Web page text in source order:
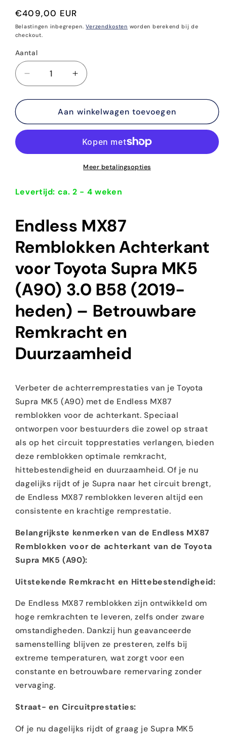
Normale
prijs
€409,00 EUR
Belastingen inbegrepen.Verzendkosten worden berekend bij de
checkout.
Aantal
Aantal
Aantal
verlagen
voor
Endless
MX87
Remblokken
Toyota
A90
2019-
heden
Aantal
verhogen
voor
Endless
MX87
Achterkant
Toyota
Supra
A90
2019-
heden
Aan winkelwagen toevoegen
Meer betalingsopties
Levertijd: ca. 2 - 4 weken
Endless MX87
Remblokken Achterkant
voor Toyota Supra MK5
(A90) 3.0 B58 (2019-
heden) – Betrouwbare
Remkracht en
Duurzaamheid
Verbeter de achterremprestaties van je Toyota
Supra MK5 (A90) met de Endless MX87
remblokken voor de achterkant. Speciaal
ontworpen voor bestuurders die zowel op straat
als op het circuit topprestaties verlangen, bieden
deze remblokken optimale remkracht,
hittebestendigheid en duurzaamheid. Of je nu
dagelijks rijdt of je Supra naar het circuit brengt,
de Endless MX87 remblokken leveren altijd een
consistente en krachtige remprestatie.
Belangrijkste kenmerken van de Endless MX87
Remblokken voor de achterkant van de Toyota
Supra MK5 (A90):
Uitstekende Remkracht en Hittebestendigheid:
De Endless MX87 remblokken zijn ontwikkeld om
hoge remkrachten te leveren, zelfs onder zware
omstandigheden. Dankzij hun geavanceerde
samenstelling blijven ze presteren, zelfs bij
extreme temperaturen, wat zorgt voor een
constante en betrouwbare remervaring zonder
vervaging.
Straat- en Circuitprestaties:
Of je nu dagelijks rijdt of graag je Supra MK5